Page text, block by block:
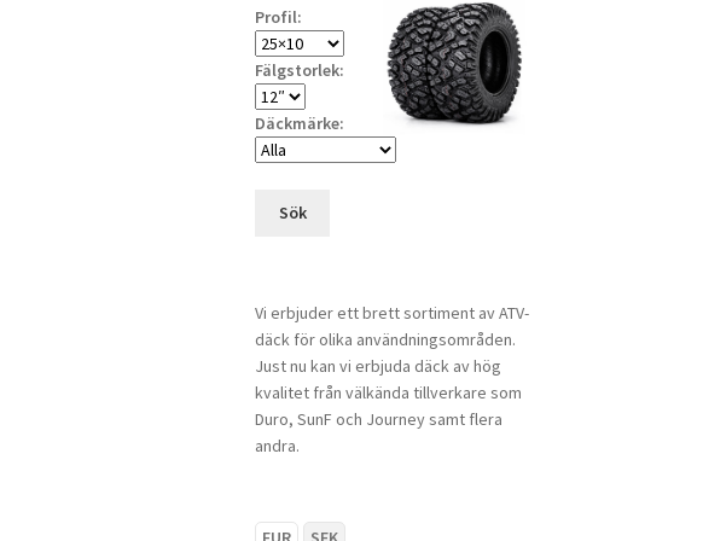
Profil:
Fälgstorlek:
Däckmärke:
Sök
Vi erbjuder ett brett sortiment av ATV-
däck för olika användningsområden.
Just nu kan vi erbjuda däck av hög
kvalitet från välkända tillverkare som
Duro, SunF och Journey samt flera
andra.